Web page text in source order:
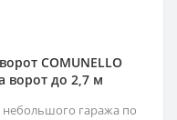
COMUNELLO
ворот до 2,7 м
гаража по